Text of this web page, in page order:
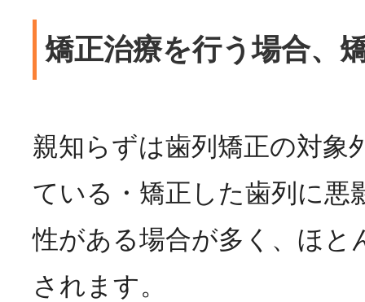
矯正治療を行う場合、
親知らずは歯列矯正の対象
ている・矯正した歯列に悪
性がある場合が多く、ほと
されます。